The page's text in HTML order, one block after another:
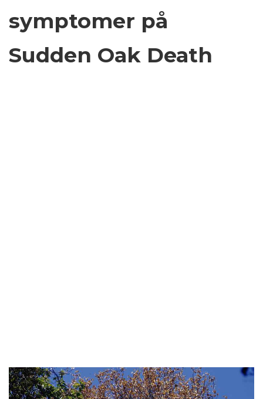
symptomer på
Sudden Oak Death